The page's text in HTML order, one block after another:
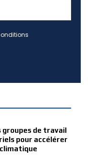
groupes de travail
pour accélérer